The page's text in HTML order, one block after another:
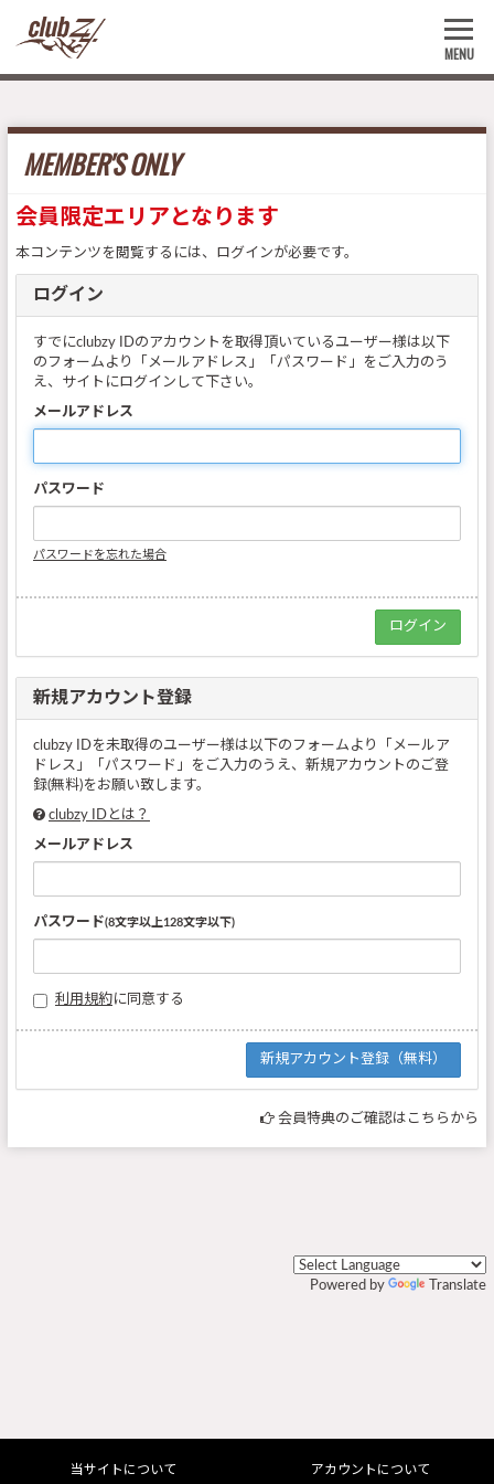
MENU
MEMBER'S ONLY
会員限定エリアとなります
本コンテンツを閲覧するには、ログインが必要です。
ログイン
すでにclubzy IDのアカウントを取得頂いているユーザー様は以下
のフォームより「メールアドレス」「パスワード」をご入力のう
え、サイトにログインして下さい。
メールアドレス
パスワード
パスワードを忘れた場合
新規アカウント登録
clubzy IDを未取得のユーザー様は以下のフォームより「メールア
ドレス」「パスワード」をご入力のうえ、新規アカウントのご登
録(無料)をお願い致します。
clubzy IDとは？
メールアドレス
パスワード(8文字以上128文字以下)
利用規約に同意する
会員特典のご確認はこちらから
Powered by Translate
当サイトについて アカウントについて